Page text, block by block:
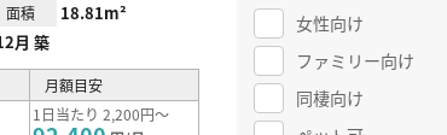
面積 18.81m²
月 築
月額目安
1日当たり 2,200円～
女性向け
ファミリー向け
同棲向け